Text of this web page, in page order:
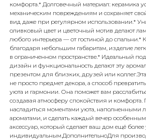
комфорта.* Долговечный материал: керамика
механическим повреждениям и сохраняет
вид даже при регулярном использовании.*
оливковый цвет и цветочный мотив делают
любого интерьера — от гостиной до спальни.*
благодаря небольшим габаритам, изделие
в ограниченном пространстве.* Идеальный
дизайн и функциональность делают эту
презентом для близких, друзей или
не просто предмет декора, а способ
уюта и гармонии. Она поможет вам
создавая атмосферу спокойствия и комфорта.
насладиться моментами уюта,
ароматами, и сделать каждый вечер
аксессуар, который сделает ваш дом ещё
индивидуальным.ДополнительноДля